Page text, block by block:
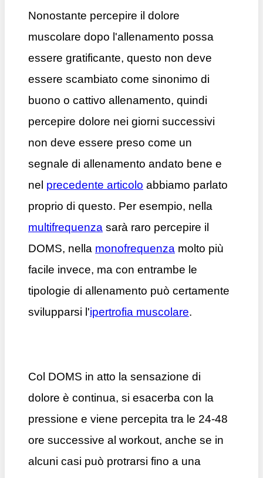
Nonostante percepire il dolore
muscolare dopo l'allenamento possa
essere gratificante, questo non deve
essere scambiato come sinonimo di
buono o cattivo allenamento, quindi
percepire dolore nei giorni successivi
non deve essere preso come un
segnale di allenamento andato bene e
nel precedente articolo abbiamo parlato
proprio di questo. Per esempio, nella
multifrequenza sarà raro percepire il
DOMS, nella monofrequenza molto più
facile invece, ma con entrambe le
tipologie di allenamento può certamente
svilupparsi l'ipertrofia muscolare.
Col DOMS in atto la sensazione di
dolore è continua, si esacerba con la
pressione e viene percepita tra le 24-48
ore successive al workout, anche se in
alcuni casi può protrarsi fino a una